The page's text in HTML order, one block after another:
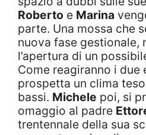
Roberto e Marina
parte. Una mossa che
nuova fase gestionale,
l’apertura di un
Come reagiranno i due
prospetta un clima
bassi. Michele poi, si
omaggio al padre
trentennale della sua